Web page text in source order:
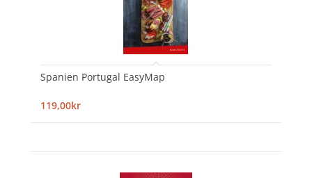
Spanien Portugal EasyMap
119,00kr